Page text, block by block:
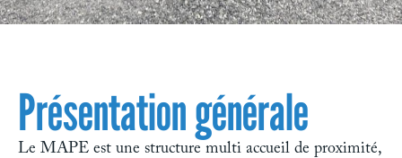
Présentation générale
Le MAPE est une structure multi accueil de proximité,